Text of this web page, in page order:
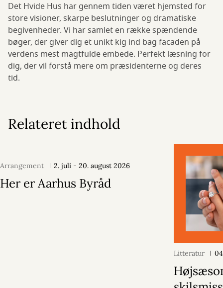
Det Hvide Hus har gennem tiden været hjemsted for
store visioner, skarpe beslutninger og dramatiske
begivenheder. Vi har samlet en række spændende
bøger, der giver dig et unikt kig ind bag facaden på
verdens mest magtfulde embede. Perfekt læsning for
dig, der vil forstå mere om præsidenterne og deres
tid.
Relateret indhold
Arrangement 2. juli - 20. august 2026
Her er Aarhus Byråd
Litteratur